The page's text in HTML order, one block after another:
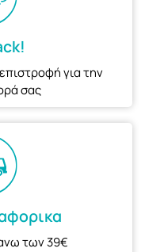
για την
σας
των 39€